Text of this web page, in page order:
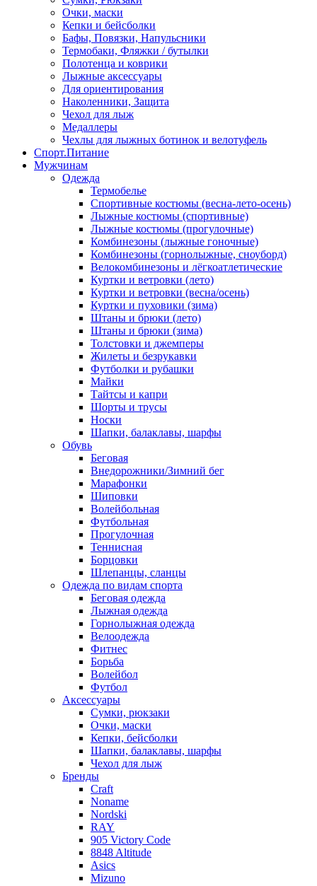
Очки, маски
Кепки и бейсболки
Бафы, Повязки, Напульсники
Термобаки, Фляжки / бутылки
Полотенца и коврики
Лыжные аксессуары
Для ориентирования
Наколенники, Защита
Чехол для лыж
Медаллеры
Чехлы для лыжных ботинок и велотуфель
Спорт.Питание
Мужчинам
Одежда
Термобелье
Спортивные костюмы (весна-лето-осень)
Лыжные костюмы (спортивные)
Лыжные костюмы (прогулочные)
Комбинезоны (лыжные гоночные)
Комбинезоны (горнолыжные, сноуборд)
Велокомбинезоны и лёгкоатлетические
Куртки и ветровки (лето)
Куртки и ветровки (весна/осень)
Куртки и пуховики (зима)
Штаны и брюки (лето)
Штаны и брюки (зима)
Толстовки и джемперы
Жилеты и безрукавки
Футболки и рубашки
Майки
Тайтсы и капри
Шорты и трусы
Носки
Шапки, балаклавы, шарфы
Обувь
Беговая
Внедорожники/Зимний бег
Марафонки
Шиповки
Волейбольная
Футбольная
Прогулочная
Теннисная
Борцовки
Шлепанцы, сланцы
Одежда по видам спорта
Беговая одежда
Лыжная одежда
Горнолыжная одежда
Велоодежда
Фитнес
Борьба
Волейбол
Футбол
Аксессуары
Сумки, рюкзаки
Очки, маски
Кепки, бейсболки
Шапки, балаклавы, шарфы
Чехол для лыж
Бренды
Craft
Noname
Nordski
RAY
905 Victory Code
8848 Altitude
Asics
Mizuno